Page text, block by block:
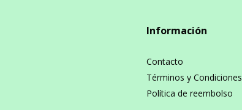
Información
Contacto
Términos y Condiciones
Política de reembolso